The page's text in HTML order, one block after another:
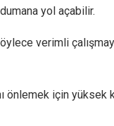
yol açabilir.
verimli
önlemek için yüksek